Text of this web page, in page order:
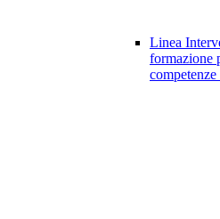
Linea
formazione